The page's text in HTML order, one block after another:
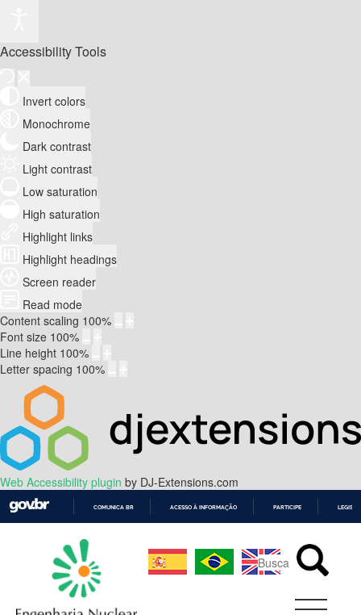
Accessibility Tools
Invert colors
Monochrome
Dark contrast
Light contrast
Low saturation
High saturation
Highlight links
Highlight headings
Screen reader
Read mode
Content scaling 100%
Font size 100%
Line height 100%
Letter spacing 100%
Web Accessibility plugin by DJ-Extensions.com
CONTEÚDO
COMUNICA BR ACESSO À INFORMAÇÃO PARTICIPE